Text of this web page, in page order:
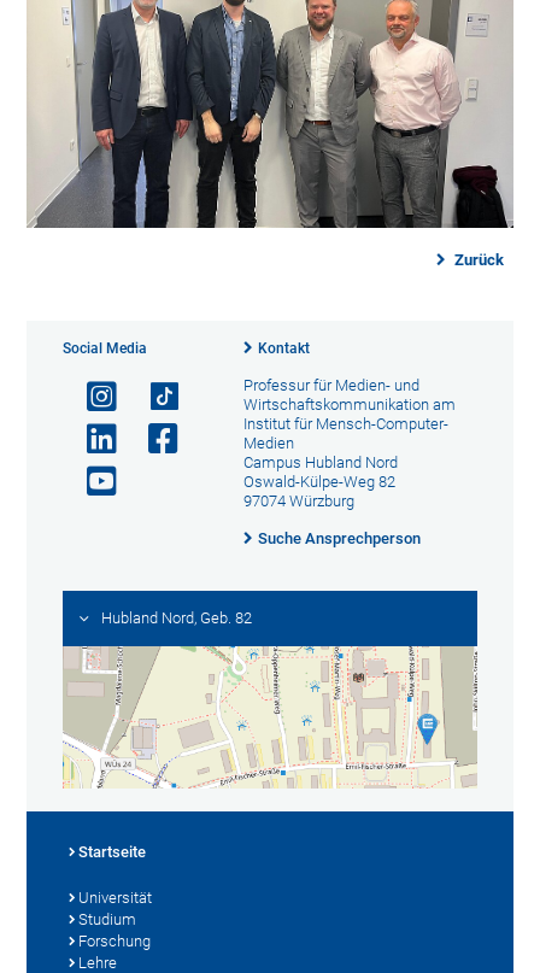
Zurück
Social Media Kontakt
Professur für Medien- und
Wirtschaftskommunikation am
Institut für Mensch-Computer-
Medien
Campus Hubland Nord
Oswald-Külpe-Weg 82
97074 Würzburg
Suche Ansprechperson
Hubland Nord, Geb. 82
Startseite
Universität
Studium
Forschung
Lehre